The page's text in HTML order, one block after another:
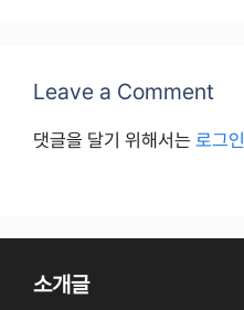
Leave a Comment
댓글을 달기 위해서는 로그인
소개글